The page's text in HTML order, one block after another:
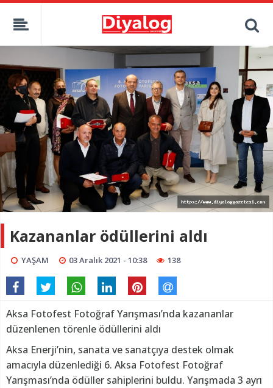
Kazananlar ödüllerini aldı
YAŞAM 03 Aralık 2021 - 10:38 138
Aksa Fotofest Fotoğraf Yarışması’nda kazananlar
düzenlenen törenle ödüllerini aldı
Aksa Enerji’nin, sanata ve sanatçıya destek olmak
amacıyla düzenlediği 6. Aksa Fotofest Fotoğraf
Yarışması’nda ödüller sahiplerini buldu. Yarışmada 3 ayrı